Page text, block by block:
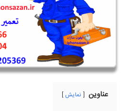
عناوین نمایش